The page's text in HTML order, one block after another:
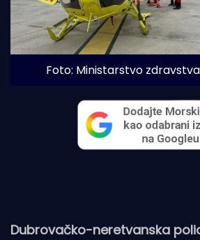
Foto: Ministarstvo
Dubrovačko-neretvanska